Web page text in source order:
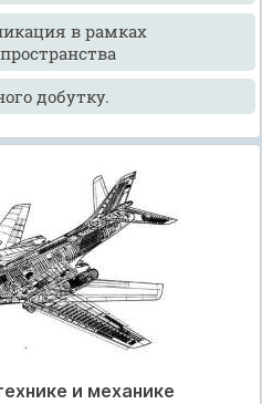
в рамках
добутку.
и механике